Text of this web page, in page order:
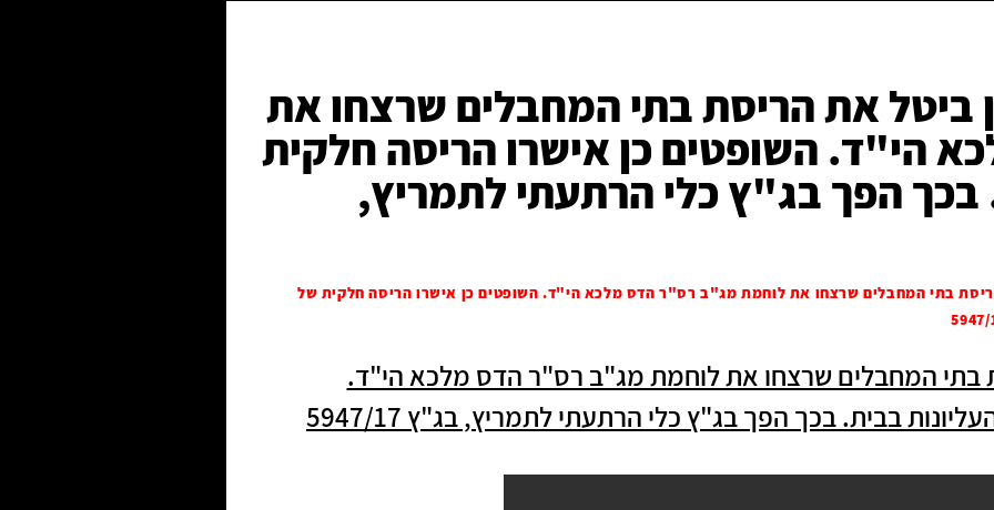
ביטל את הריסת בתי המחבלים שרצחו את
הי"ד. השופטים כן אישרו הריסה חלקית
בכך הפך בג"ץ כלי הרתעתי לתמריץ,
בתי המחבלים שרצחו את לוחמת מג"ב רס"ר הדס מלכא הי"ד. השופטים כן אישרו הריסה חלקית של
בתי המחבלים שרצחו את לוחמת מג"ב רס"ר הדס מלכא הי"ד.
בבית. בכך הפך בג"ץ כלי הרתעתי לתמריץ, בג"ץ 5947/17